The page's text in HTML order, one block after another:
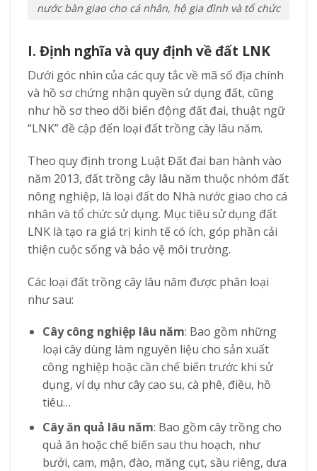
nước bàn giao cho cá nhân, hộ gia đình và tổ chức
I. Định nghĩa và quy định về đất LNK
Dưới góc nhìn của các quy tắc về mã số địa chính
và hồ sơ chứng nhận quyền sử dụng đất, cũng
như hồ sơ theo dõi biến động đất đai, thuật ngữ
“LNK” đề cập đến loại đất trồng cây lâu năm.
Theo quy định trong Luật Đất đai ban hành vào
năm 2013, đất trồng cây lâu năm thuộc nhóm đất
nông nghiệp, là loại đất do Nhà nước giao cho cá
nhân và tổ chức sử dụng. Mục tiêu sử dụng đất
LNK là tạo ra giá trị kinh tế có ích, góp phần cải
thiện cuộc sống và bảo vệ môi trường.
Các loại đất trồng cây lâu năm được phân loại
như sau:
Cây công nghiệp lâu năm: Bao gồm những
loại cây dùng làm nguyên liệu cho sản xuất
công nghiệp hoặc cần chế biến trước khi sử
dụng, ví dụ như cây cao su, cà phê, điều, hồ
tiêu…
Cây ăn quả lâu năm: Bao gồm cây trồng cho
quả ăn hoặc chế biến sau thu hoạch, như
bưởi, cam, mận, đào, măng cụt, sầu riêng, dưa